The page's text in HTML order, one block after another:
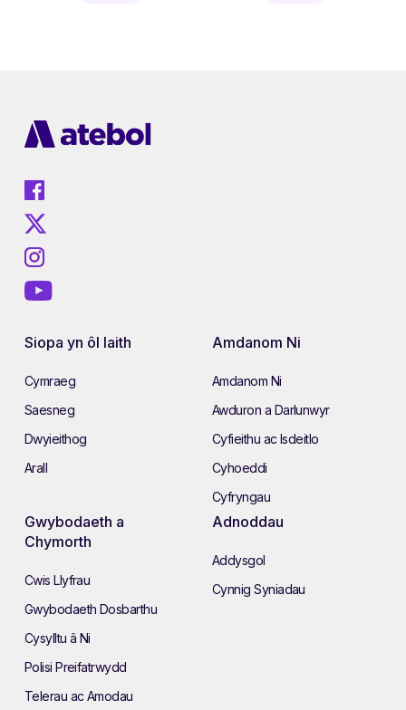
Siopa yn ôl Iaith
Cymraeg
Saesneg
Dwyieithog
Arall
Amdanom Ni
Amdanom Ni
Awduron a Darlunwyr
Cyfieithu ac Isdeitlo
Cyhoeddi
Cyfryngau
Gwybodaeth a
Chymorth
Cwis Llyfrau
Gwybodaeth Dosbarthu
Cysylltu â Ni
Polisi Preifatrwydd
Telerau ac Amodau
Adnoddau
Addysgol
Cynnig Syniadau